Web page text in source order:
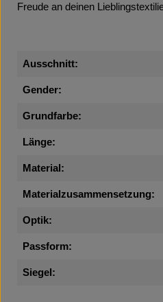
Freude an deinen
Ausschnitt:
Gender:
Grundfarbe:
Länge:
Material:
Materialzusammensetzung:
Optik:
Passform:
Siegel: